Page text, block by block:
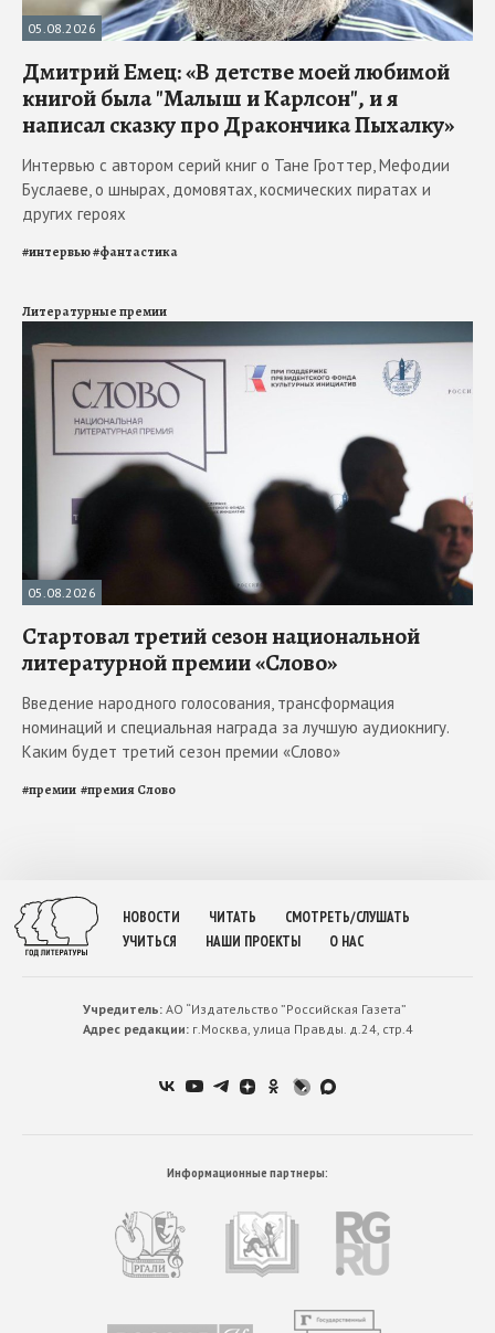
05.08.2026
Дмитрий Емец: «В детстве моей любимой
книгой была "Малыш и Карлсон", и я
написал сказку про Дракончика Пыхалку»
Интервью с автором серий книг о Тане Гроттер, Мефодии
Буслаеве, о шнырах, домовятах, космических пиратах и
других героях
#интервью#фантастика
Литературные премии
05.08.2026
Стартовал третий сезон национальной
литературной премии «Слово»
Введение народного голосования, трансформация
номинаций и специальная награда за лучшую аудиокнигу.
Каким будет третий сезон премии «Слово»
#премии #премия Слово
НОВОСТИ ЧИТАТЬ
СМОТРЕТЬ/СЛУШАТЬ
УЧИТЬСЯ
НАШИ ПРОЕКТЫ О НАС
Учредитель:АО “Издательство ”Российская Газета”
Адрес редакции:г.Москва, улица Правды. д.24, стр.4
Информационные партнеры: